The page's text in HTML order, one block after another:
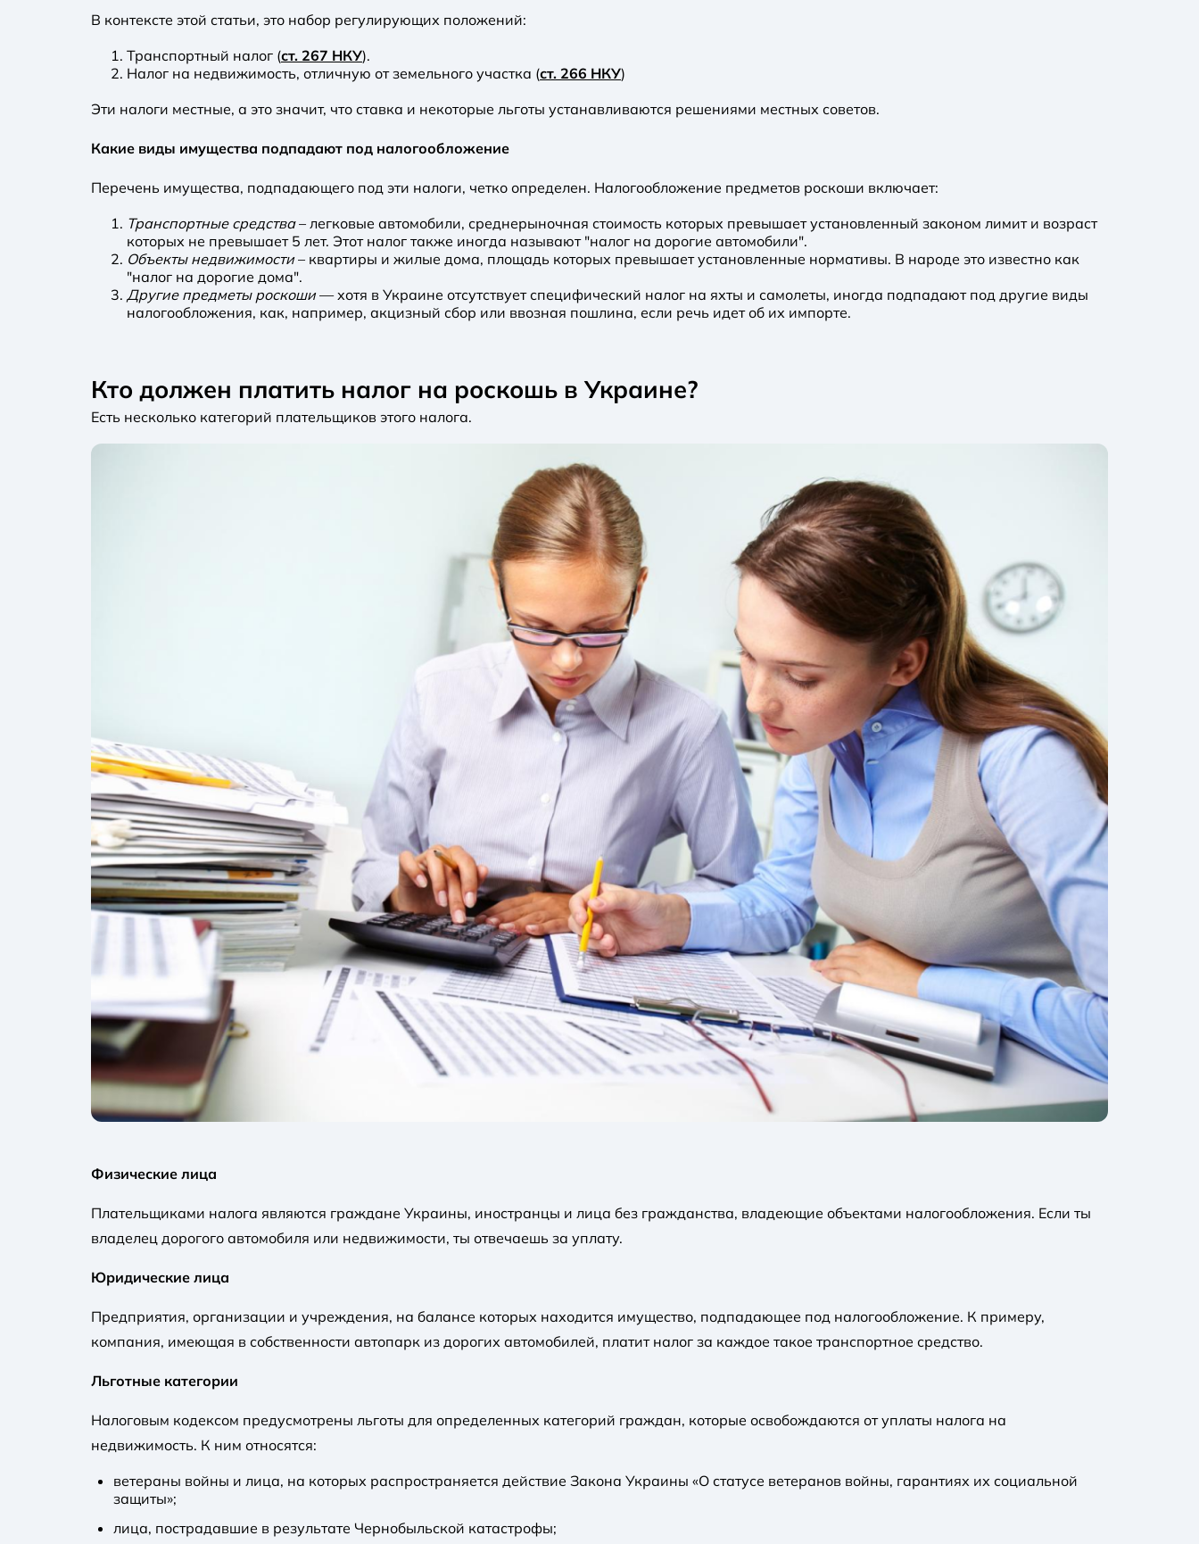
В контексте этой статьи, это набор регулирующих положений:
Транспортный налог (ст. 267 НКУ).
Налог на недвижимость, отличную от земельного участка (ст. 266 НКУ)
Эти налоги местные, а это значит, что ставка и некоторые льготы устанавливаются решениями местных советов.
Какие виды имущества подпадают под налогообложение
Перечень имущества, подпадающего под эти налоги, четко определен. Налогообложение предметов роскоши включает:
Транспортные средства– легковые автомобили, среднерыночная стоимость которых превышает установленный законом лимит и возраст
которых не превышает 5 лет. Этот налог также иногда называют "налог на дорогие автомобили".
Объекты недвижимости– квартиры и жилые дома, площадь которых превышает установленные нормативы. В народе это известно как
"налог на дорогие дома".
Другие предметы роскоши— хотя в Украине отсутствует специфический налог на яхты и самолеты, иногда подпадают под другие виды
налогообложения, как, например, акцизный сбор или ввозная пошлина, если речь идет об их импорте.
Кто должен платить налог на роскошь в Украине?
Есть несколько категорий плательщиков этого налога.
Физические лица
Плательщиками налога являются граждане Украины, иностранцы и лица без гражданства, владеющие объектами налогообложения. Если ты
владелец дорогого автомобиля или недвижимости, ты отвечаешь за уплату.
Юридические лица
Предприятия, организации и учреждения, на балансе которых находится имущество, подпадающее под налогообложение. К примеру,
компания, имеющая в собственности автопарк из дорогих автомобилей, платит налог за каждое такое транспортное средство.
Льготные категории
Налоговым кодексом предусмотрены льготы для определенных категорий граждан, которые освобождаются от уплаты налога на
недвижимость. К ним относятся:
ветераны войны и лица, на которых распространяется действие Закона Украины «О статусе ветеранов войны, гарантиях их социальной
защиты»;
лица, пострадавшие в результате Чернобыльской катастрофы;